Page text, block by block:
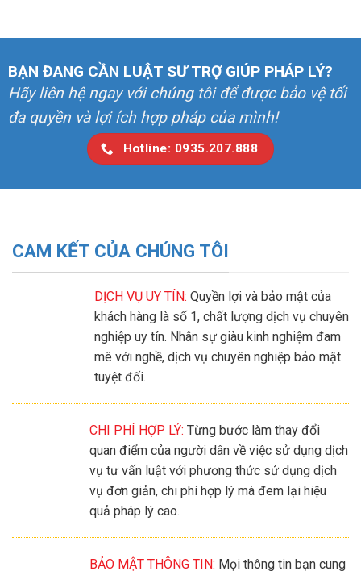
BẠN ĐANG CẦN LUẬT SƯ TRỢ GIÚP PHÁP LÝ?
Hãy liên hệ ngay với chúng tôi để được bảo vệ tối
đa quyền và lợi ích hợp pháp của mình!
Hotline: 0935.207.888
CAM KẾT CỦA CHÚNG TÔI
DỊCH VỤ UY TÍN: Quyền lợi và bảo mật của
khách hàng là số 1, chất lượng dịch vụ chuyên
nghiệp uy tín. Nhân sự giàu kinh nghiệm đam
mê với nghề, dịch vụ chuyên nghiệp bảo mật
tuyệt đối.
CHI PHÍ HỢP LÝ: Từng bước làm thay đổi
quan điểm của người dân về việc sử dụng dịch
vụ tư vấn luật với phương thức sử dụng dịch
vụ đơn giản, chi phí hợp lý mà đem lại hiệu
quả pháp lý cao.
BẢO MẬT THÔNG TIN: Mọi thông tin bạn cung